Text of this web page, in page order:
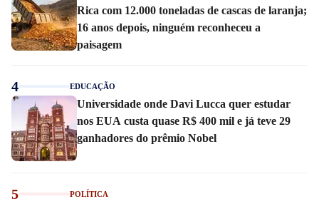
Rica com 12.000 toneladas de cascas de laranja;
16 anos depois, ninguém reconheceu a
paisagem
4 EDUCAÇÃO
Universidade onde Davi Lucca quer estudar
nos EUA custa quase R$ 400 mil e já teve 29
ganhadores do prêmio Nobel
5 POLÍTICA